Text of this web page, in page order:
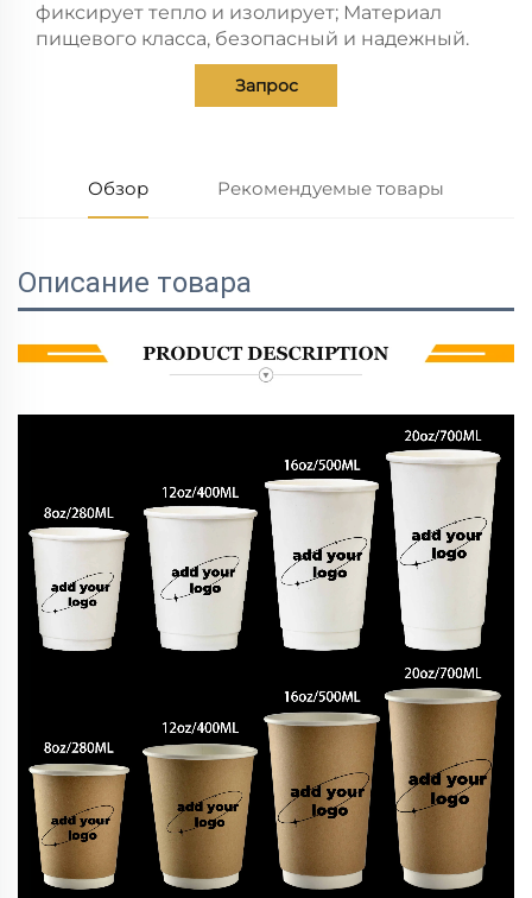
фиксирует тепло и изолирует; Материал
пищевого класса, безопасный и надежный.
Запрос
Обзор Рекомендуемые товары
Описание товара